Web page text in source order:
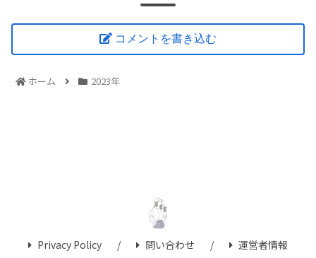
コメントを書き込む
ホーム 2023年
Privacy Policy 問い合わせ 運営者情報